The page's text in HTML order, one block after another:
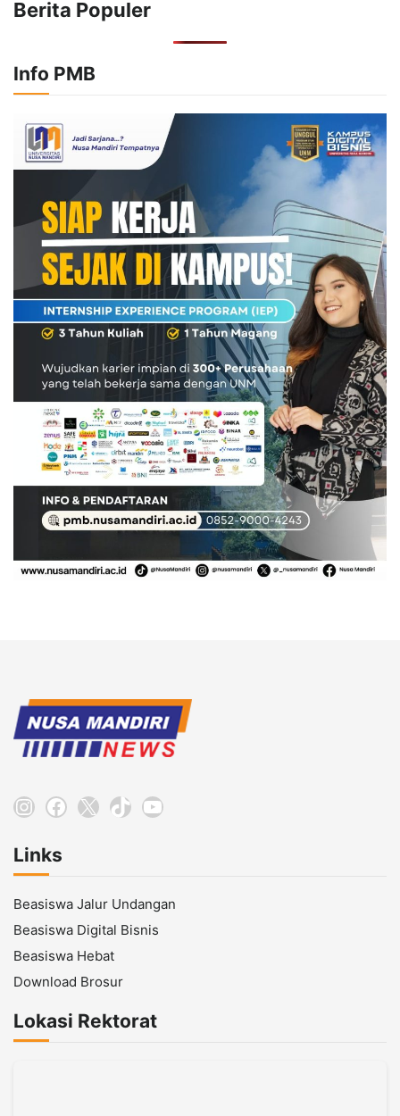
Berita Populer
Info PMB
Instagram
Facebook
X TikTokYouTube
Links
Beasiswa Jalur Undangan
Beasiswa Digital Bisnis
Beasiswa Hebat
Download Brosur
Lokasi Rektorat